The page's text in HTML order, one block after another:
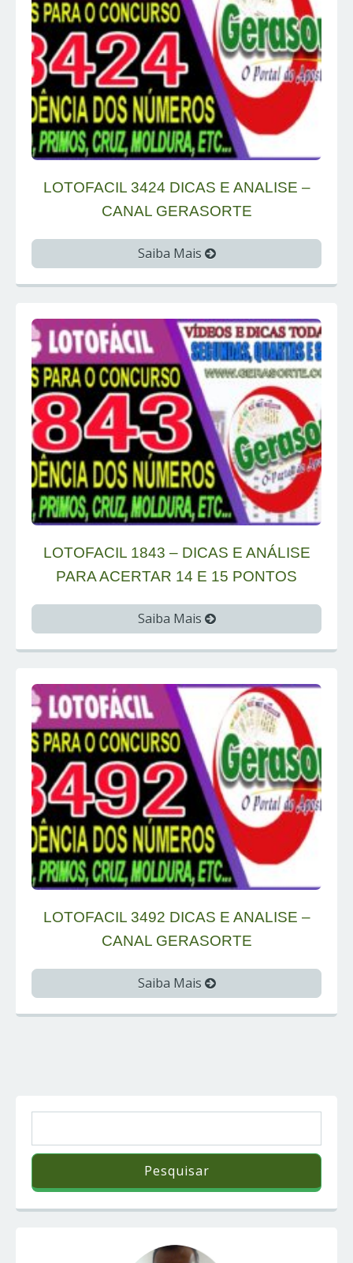
LOTOFACIL 3424 DICAS E ANALISE –
CANAL GERASORTE
Saiba Mais
LOTOFACIL 1843 – DICAS E ANÁLISE
PARA ACERTAR 14 E 15 PONTOS
Saiba Mais
LOTOFACIL 3492 DICAS E ANALISE –
CANAL GERASORTE
Saiba Mais